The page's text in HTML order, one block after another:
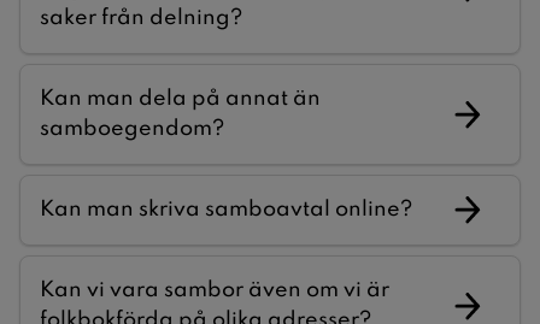
saker från delning?
Kan man dela på annat än
samboegendom?
Kan man skriva samboavtal online?
Kan vi vara sambor även om vi är